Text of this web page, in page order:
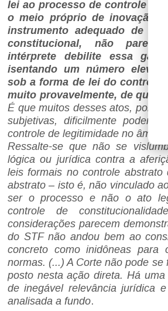
lei ao processo de controle
o meio próprio de inovação
instrumento adequado de
constitucional, não
intérprete debilite essa
isentando um número
sob a forma de lei do controle
muito provavelmente, de
É que muitos desses atos, por
subjetivas, dificilmente
controle de legitimidade no
Ressalte-se que não se
lógica ou jurídica contra a
leis formais no controle abstrato
abstrato – isto é, não vinculado
ser o processo e não o ato
controle de
considerações parecem
do STF não andou bem ao
concreto como inidôneas para
normas. (...) A Corte não pode
posto nesta ação direta. Há uma
de inegável relevância jurídica
analisada a fundo.